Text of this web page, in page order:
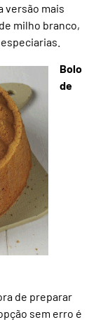
versão mais
milho branco,
Bolo
de
de preparar
sem erro é